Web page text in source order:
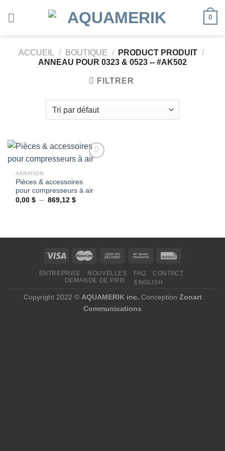
0
ACCUEIL / BOUTIQUE / PRODUCT PRODUIT /
ANNEAU POUR 0323 & 0523 -- #AK502
FILTRER
Ajouter
à la
AÉRATION
Pièces & accessoires
pour compresseurs à air
0,00$ – 869,12$Plage
ENTREPRISE NOUVELLES FAQ
CONTACT
DEMANDE DE PRIX
ENGLISH
Copyright 2022 © AQUAMERIK inc. Conception Zonart
Communications